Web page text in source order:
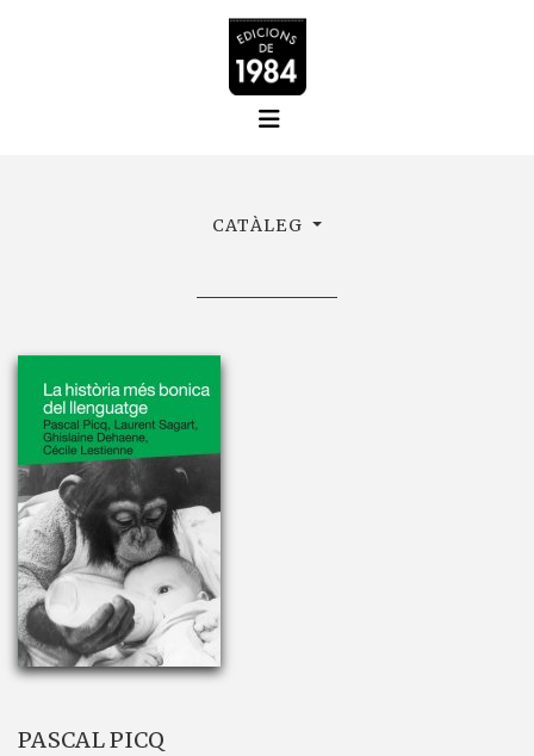
CATÀLEG
PASCAL PICQ